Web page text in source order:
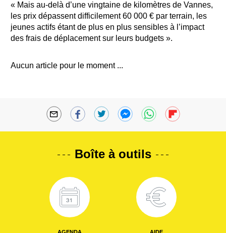
« Mais au-delà d’une vingtaine de kilomètres de Vannes,
les prix dépassent difficilement 60 000 € par terrain, les
jeunes actifs étant de plus en plus sensibles à l’impact
des frais de déplacement sur leurs budgets ».
Aucun article pour le moment ...
Boîte à outils